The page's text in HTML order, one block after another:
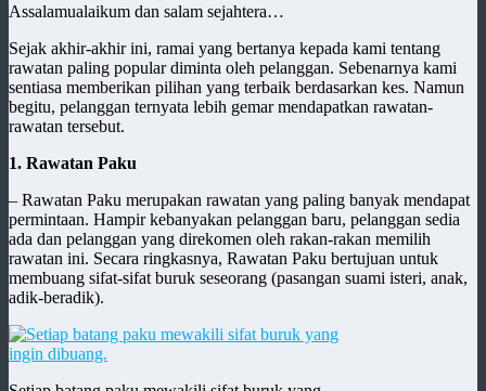
Assalamualaikum dan salam sejahtera…
Sejak akhir-akhir ini, ramai yang bertanya kepada kami tentang
rawatan paling popular diminta oleh pelanggan. Sebenarnya kami
sentiasa memberikan pilihan yang terbaik berdasarkan kes. Namun
begitu, pelanggan ternyata lebih gemar mendapatkan rawatan-
rawatan tersebut.
1. Rawatan Paku
– Rawatan Paku merupakan rawatan yang paling banyak mendapat
permintaan. Hampir kebanyakan pelanggan baru, pelanggan sedia
ada dan pelanggan yang direkomen oleh rakan-rakan memilih
rawatan ini. Secara ringkasnya, Rawatan Paku bertujuan untuk
membuang sifat-sifat buruk seseorang (pasangan suami isteri, anak,
adik-beradik).